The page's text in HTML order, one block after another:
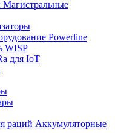
Магистральные
Powerline
WISP
для IoT
Аккумуляторные